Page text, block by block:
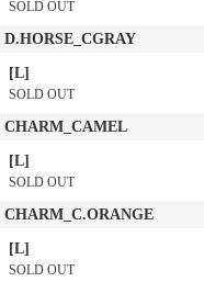
SOLD OUT
D.HORSE_CGRAY
[L]
SOLD OUT
CHARM_CAMEL
[L]
SOLD OUT
CHARM_C.ORANGE
[L]
SOLD OUT